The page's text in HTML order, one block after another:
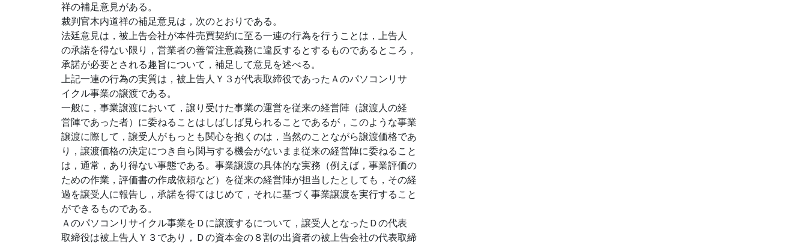
祥の補足意見がある。
裁判官木内道祥の補足意見は，次のとおりである。
法廷意見は，被上告会社が本件売買契約に至る一連の行為を行うことは，上告人
の承諾を得ない限り，営業者の善管注意義務に違反するとするものであるところ，
承諾が必要とされる趣旨について，補足して意見を述べる。
上記一連の行為の実質は，被上告人Ｙ３が代表取締役であったＡのパソコンリサ
イクル事業の譲渡である。
一般に，事業譲渡において，譲り受けた事業の運営を従来の経営陣（譲渡人の経
営陣であった者）に委ねることはしばしば見られることであるが，このような事業
譲渡に際して，譲受人がもっとも関心を抱くのは，当然のことながら譲渡価格であ
り，譲渡価格の決定につき自ら関与する機会がないまま従来の経営陣に委ねること
は，通常，あり得ない事態である。事業譲渡の具体的な実務（例えば，事業評価の
ための作業，評価書の作成依頼など）を従来の経営陣が担当したとしても，その経
過を譲受人に報告し，承諾を得てはじめて，それに基づく事業譲渡を実行すること
ができるものである。
Ａのパソコンリサイクル事業をＤに譲渡するについて，譲受人となったＤの代表
取締役は被上告人Ｙ３であり，Ｄの資本金の８割の出資者の被上告会社の代表取締